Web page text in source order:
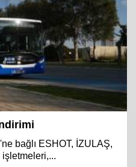
bağlı ESHOT, İZULAŞ,
işletmeleri,...